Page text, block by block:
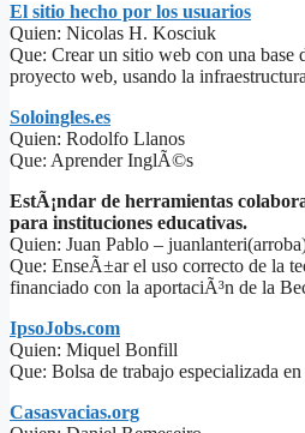
El sitio hecho por los usuarios
Quien: Nicolas H. Kosciuk
Que: Crear un sitio web con una base
proyecto web, usando la
Soloingles.es
Quien: Rodolfo Llanos
Que: Aprender InglÃ©s
EstÃ¡ndar de herramientas
para instituciones educativas.
Quien: Juan Pablo –
Que: EnseÃ±ar el uso correcto de la
financiado con la aportaciÃ³n de la
IpsoJobs.com
Quien: Miquel Bonfill
Que: Bolsa de trabajo especializada en
Casasvacias.org